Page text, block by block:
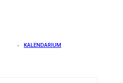
KALENDARIUM